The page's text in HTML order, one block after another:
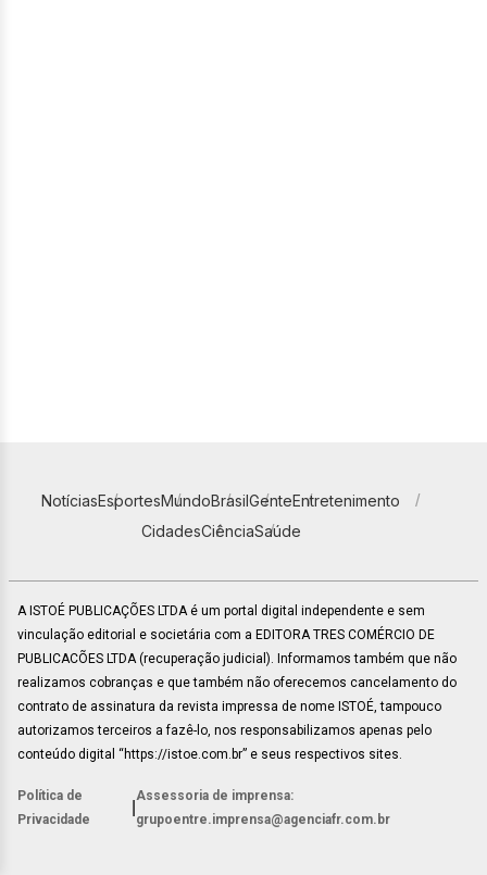
NotíciasEsportesMundoBrasilGenteEntretenimento
CidadesCiênciaSaúde
A ISTOÉ PUBLICAÇÕES LTDA é um portal digital independente e sem
vinculação editorial e societária com a EDITORA TRES COMÉRCIO DE
PUBLICACÕES LTDA (recuperação judicial). Informamos também que não
realizamos cobranças e que também não oferecemos cancelamento do
contrato de assinatura da revista impressa de nome ISTOÉ, tampouco
autorizamos terceiros a fazê-lo, nos responsabilizamos apenas pelo
conteúdo digital “https://istoe.com.br” e seus respectivos sites.
Política de
Privacidade
Assessoria de imprensa:
grupoentre.imprensa@agenciafr.com.br